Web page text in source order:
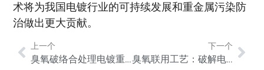
术将为我国电镀行业的可持续发展和重金属污染防
治做出更大贡献。
上一个
臭氧破络合处理电镀重金属废水工艺：原理、优势与工程实践
下一个
臭氧联用工艺：破解电镀废水处理难题，实现稳定达标排放